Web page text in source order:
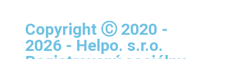
Copyright Ⓒ 2020 -
2026 - Helpo. s.r.o.